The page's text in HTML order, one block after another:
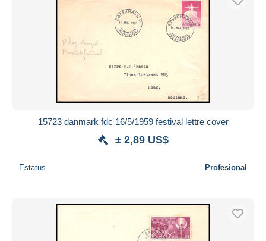
15723 danmark fdc 16/5/1959 festival lettre cover
± 2,89 US$
Estatus Profesional